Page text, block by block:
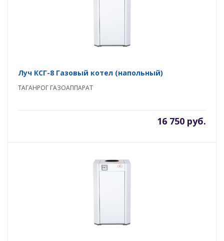
Луч КСГ-8 Газовый котел (напольный)
ТАГАНРОГ ГАЗОАППАРАТ
16 750 руб.